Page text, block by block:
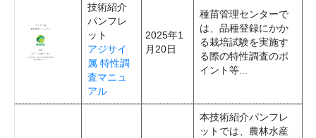
技術紹介
パンフレ
ット
アジサイ
属 特性調
査マニュ
アル
2025年1
月20日
種苗管理センターで
は、品種登録にかか
る栽培試験を実施す
る際の特性調査のポ
イント等...
本技術紹介パンフレ
ットでは、農林水産